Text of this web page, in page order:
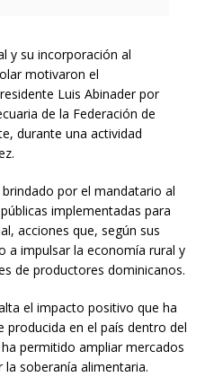
y su incorporación al
motivaron el
Luis Abinaderpor
de la Federación de
, durante una actividad
por el mandatario al
implementadas para
acciones que, según sus
a impulsar la economía rural y
de productores dominicanos.
el impacto positivo que ha
producida en el país dentro del
permitido ampliar mercados
soberanía alimentaria.